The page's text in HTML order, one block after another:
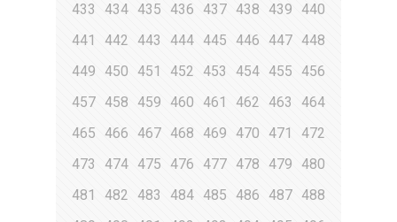
433 434 435 436 437 438 439
440
441
442 443 444 445 446 447 448
449
450 451 452 453 454 455
456
457 458 459 460 461 462 463
464
465
466 467 468 469 470 471
472
473
474 475 476 477 478 479
480
481
482 483 484 485 486 487 488